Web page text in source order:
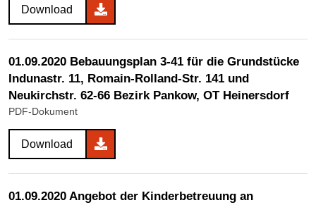
Download
01.09.2020 Bebauungsplan 3-41 für die Grundstücke
Indunastr. 11, Romain-Rolland-Str. 141 und
Neukirchstr. 62-66 Bezirk Pankow, OT Heinersdorf
PDF-Dokument
Download
01.09.2020 Angebot der Kinderbetreuung an